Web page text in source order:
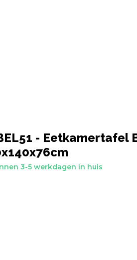
- Eetkamertafel
3-5 werkdagen in huis